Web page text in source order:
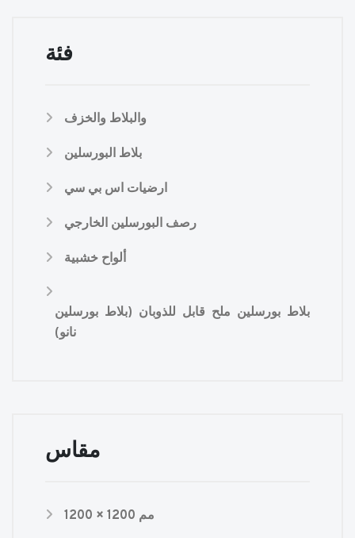
فئة
والبلاط والخزف
بلاط البورسلين
ارضيات اس بي سي
رصف البورسلين الخارجي
ألواح خشبية
بلاط بورسلين ملح قابل للذوبان (بلاط بورسلين
نانو)
مقاس
1200 × 1200 مم